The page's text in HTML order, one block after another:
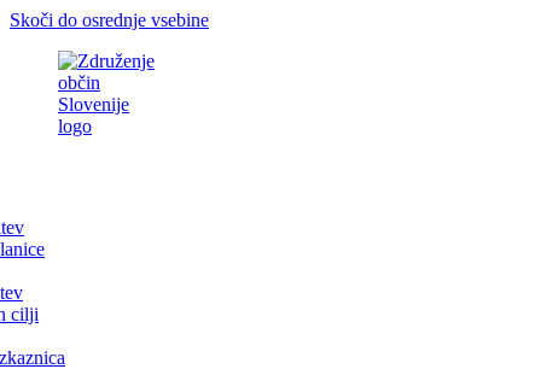
Skoči do osrednje vsebine
cilji